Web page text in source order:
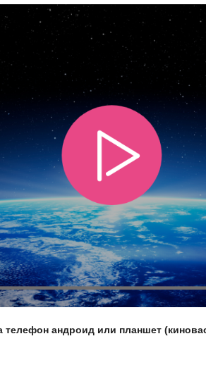
андроид или планшет